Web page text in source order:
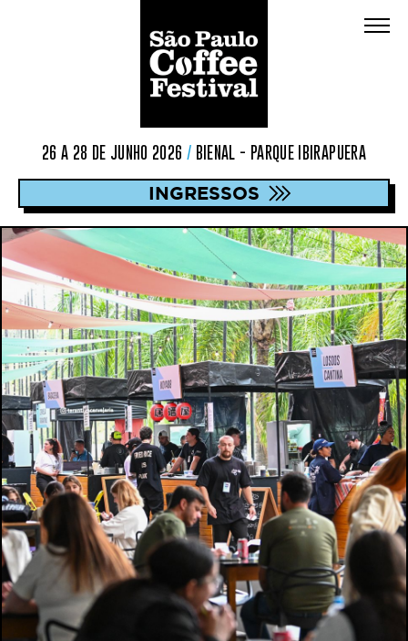
26 A 28 DE JUNHO 2026 / BIENAL - PARQUE IBIRAPUERA
INGRESSOS